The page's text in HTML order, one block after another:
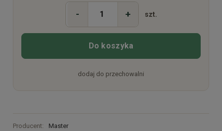
- + szt.
Do koszyka
dodaj do przechowalni
Producent: Master